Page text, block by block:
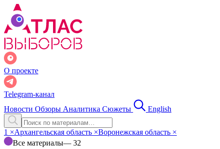
О проекте
Telegram-канал
Новости Обзоры Аналитика Сюжеты English
1 ×Архангельская область ×Воронежская область ×
Все материалы— 32